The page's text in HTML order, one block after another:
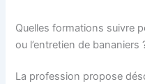
Quelles formations suivre
ou l’entretien de bananiers
La profession propose